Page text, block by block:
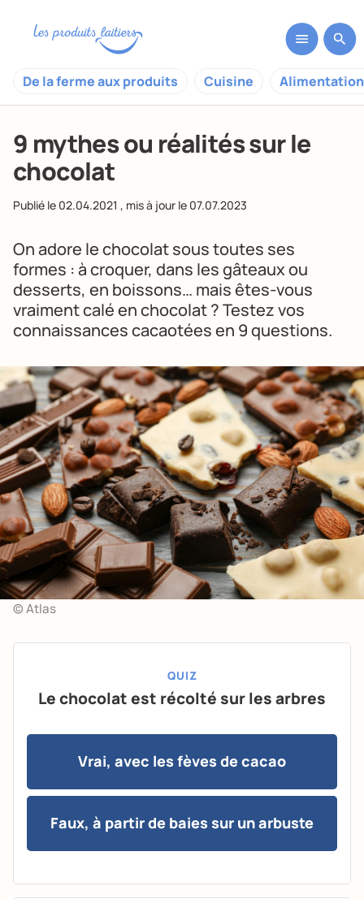
De la ferme aux produits Cuisine
9 mythes ou réalités sur le
chocolat
Publié le 02.04.2021 , mis à jour le 07.07.2023
On adore le chocolat sous toutes ses
formes : à croquer, dans les gâteaux ou
desserts, en boissons… mais êtes-vous
vraiment calé en chocolat ? Testez vos
connaissances cacaotées en 9 questions.
© Atlas
QUIZ
Le chocolat est récolté sur les arbres
Vrai, avec les fèves de cacao
Faux, à partir de baies sur un arbuste